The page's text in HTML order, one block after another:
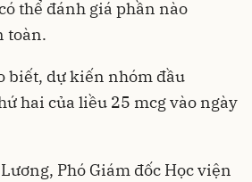
thể đánh giá phần nào
toàn.
biết, dự kiến nhóm đầu
hai của liều 25 mcg vào ngày
Phó Giám đốc Học viện